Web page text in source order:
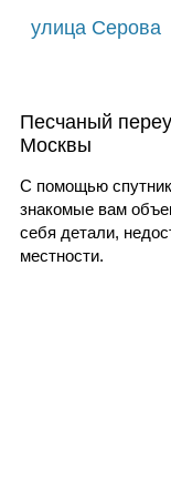
улица Серова
Песчаный
Москвы
С помощью
знакомые вам
себя детали,
местности.